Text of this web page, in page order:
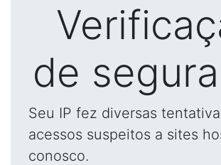
de
Seu IP fez diversas
acessos suspeitos a sites
conosco.